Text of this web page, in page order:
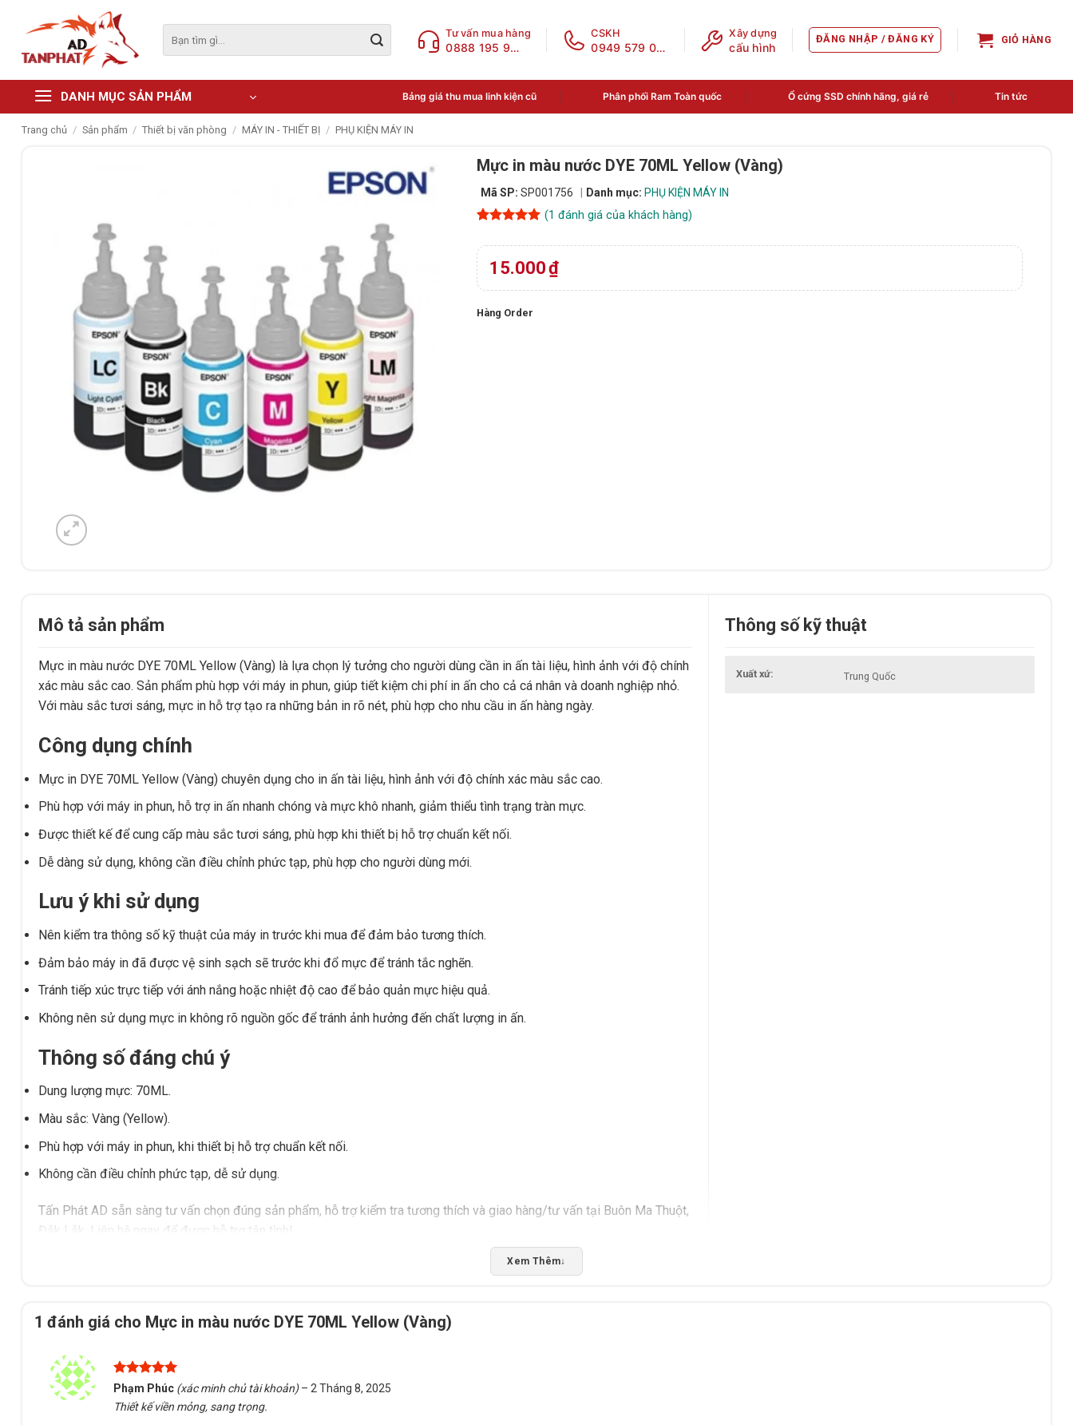
content
kiếm:
Tư vấn mua hàng
0888 195 969
CSKH
0949 579 078
Xây dựng
cấu hình
ĐĂNG NHẬP / ĐĂNG KÝ GIỎ HÀNG
DANH MỤC SẢN PHẨM Bảng giá thu mua linh kiện cũ Phân phối Ram Toàn quốc Ổ cứng SSD chính hãng, giá rẻ Tin tức
Trang chủ / Sản phẩm / Thiết bị văn phòng / MÁY IN - THIẾT BỊ / PHỤ KIỆN MÁY IN
Mực in màu nước DYE 70ML Yellow (Vàng)
Mã SP: SP001756 Danh mục: PHỤ KIỆN MÁY IN
dựa trên
đánh giá
(1 đánh giá của khách hàng)
15.000₫
Hàng Order
Mô tả sản phẩm
Mực in màu nước DYE 70ML Yellow (Vàng) là lựa chọn lý tưởng cho người dùng cần in ấn tài liệu, hình ảnh với độ chính
xác màu sắc cao. Sản phẩm phù hợp với máy in phun, giúp tiết kiệm chi phí in ấn cho cả cá nhân và doanh nghiệp nhỏ.
Với màu sắc tươi sáng, mực in hỗ trợ tạo ra những bản in rõ nét, phù hợp cho nhu cầu in ấn hàng ngày.
Công dụng chính
Mực in DYE 70ML Yellow (Vàng) chuyên dụng cho in ấn tài liệu, hình ảnh với độ chính xác màu sắc cao.
Phù hợp với máy in phun, hỗ trợ in ấn nhanh chóng và mực khô nhanh, giảm thiểu tình trạng tràn mực.
Được thiết kế để cung cấp màu sắc tươi sáng, phù hợp khi thiết bị hỗ trợ chuẩn kết nối.
Dễ dàng sử dụng, không cần điều chỉnh phức tạp, phù hợp cho người dùng mới.
Lưu ý khi sử dụng
Nên kiểm tra thông số kỹ thuật của máy in trước khi mua để đảm bảo tương thích.
Đảm bảo máy in đã được vệ sinh sạch sẽ trước khi đổ mực để tránh tắc nghẽn.
Tránh tiếp xúc trực tiếp với ánh nắng hoặc nhiệt độ cao để bảo quản mực hiệu quả.
Không nên sử dụng mực in không rõ nguồn gốc để tránh ảnh hưởng đến chất lượng in ấn.
Thông số đáng chú ý
Dung lượng mực: 70ML.
Màu sắc: Vàng (Yellow).
Phù hợp với máy in phun, khi thiết bị hỗ trợ chuẩn kết nối.
Không cần điều chỉnh phức tạp, dễ sử dụng.
Tấn Phát AD sẵn sàng tư vấn chọn đúng sản phẩm, hỗ trợ kiểm tra tương thích và giao hàng/tư vấn tại Buôn Ma Thuột,
Đắk Lắk. Liên hệ ngay để được hỗ trợ tận tình!
5/5 - (8 bình chọn)
Thông số kỹ thuật
Xuất xứ Trung Quốc
Xem Thêm↓
1 đánh giá cho Mực in màu nước DYE 70ML Yellow (Vàng)
Được xếp
hạng
5
sao
Phạm Phúc (xác minh chủ tài khoản) – 2 Tháng 8, 2025
Thiết kế viền mỏng, sang trọng.